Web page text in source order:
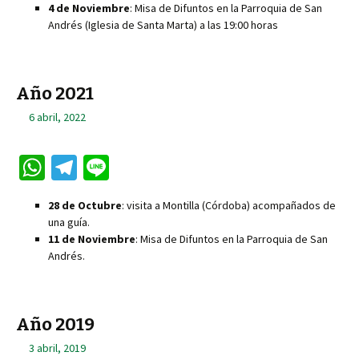
4 de Noviembre: Misa de Difuntos en la Parroquia de San
Andrés (Iglesia de Santa Marta) a las 19:00 horas
Año 2021
6 abril, 2022
W
h
at
sA
p
Te
le
gr
a
m
e
28 de Octubre: visita a Montilla (Córdoba) acompañados de
una guía.
11 de Noviembre: Misa de Difuntos en la Parroquia de San
Andrés.
Año 2019
3 abril, 2019